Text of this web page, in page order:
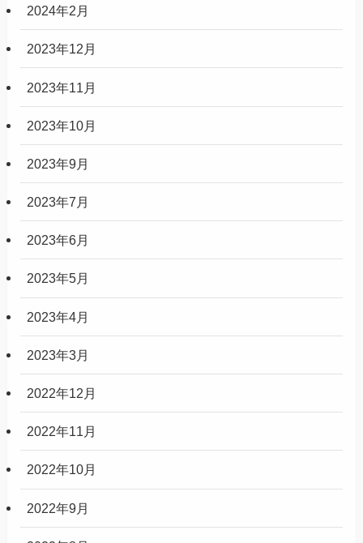
2024年2月
2023年12月
2023年11月
2023年10月
2023年9月
2023年7月
2023年6月
2023年5月
2023年4月
2023年3月
2022年12月
2022年11月
2022年10月
2022年9月